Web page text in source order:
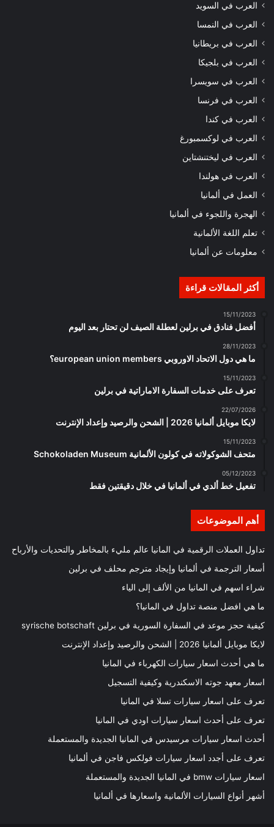
العرب في السويد
العرب في النمسا
العرب في بريطانيا
العرب في بلجيكا
العرب في سويسرا
العرب في فرنسا
العرب في كندا
العرب في لوكسمبورغ
العرب في ليختنشتاين
العرب في هولندا
العمل في ألمانيا
الهجرة واللجوء في ألمانيا
تعلم اللغة الألمانية
معلومات عن ألمانيا
أكثر المقالات قراءة
15/11/2023
أفضل فنادق في برلين لعطلة الصيف لن تحتار بعد اليوم
28/11/2023
ما هي دول الاتحاد الاوروبي european union members؟
15/11/2023
تعرف على خدمات السفارة الاماراتية في برلين
22/07/2026
لايكا موبايل ألمانيا 2026 | الشحن والرصيد وإعداد الإنترنت
15/11/2023
متحف الشوكولاته في كولون الألمانية Schokoladen Museum
05/12/2023
تفعيل خط ألدي في ألمانيا في خلال دقيقتين فقط
أهم الموضوعات
تداول العملات الرقمية في المانيا عالم مليء بالمخاطر والتحديات والأرباح
أسعار الترجمة في ألمانيا وإيجاد مترجم محلف في برلين
شراء اسهم في المانيا من الألف إلى الياء
ما هي افضل منصة تداول في المانيا؟
كيفية حجز موعد في السفارة السورية في برلين syrische botschaft
لايكا موبايل ألمانيا 2026 | الشحن والرصيد وإعداد الإنترنت
ما هي أحدث اسعار سيارات الكهرباء في المانيا
اسعار معهد جوته الاسكندرية وكيفية التسجيل
تعرف على اسعار سيارات تسلا في المانيا
تعرف على أحدث اسعار سيارات اودي في المانيا
أحدث اسعار سيارات مرسيدس في المانيا الجديدة والمستعملة
تعرف على أجدد اسعار سيارات فولكس فاجن في ألمانيا
اسعار سيارات bmw في المانيا الجديدة والمستعملة
أشهر أنواع السيارات الألمانية واسعارها في ألمانيا